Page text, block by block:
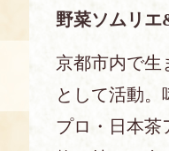
野菜ソムリ
京都市内で生
として活動
プロ・日本茶